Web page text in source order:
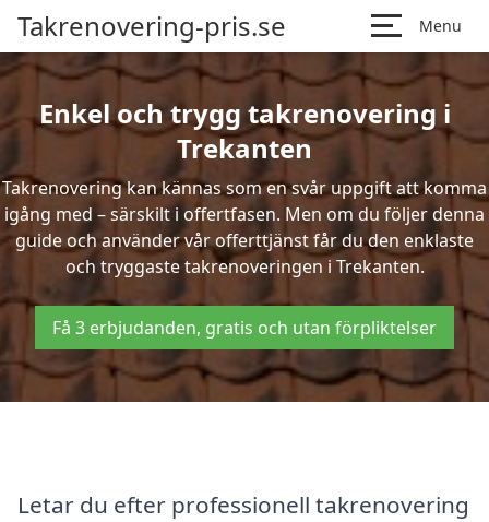
Takrenovering-pris.se Menu
Enkel och trygg takrenovering i
Trekanten
Takrenovering kan kännas som en svår uppgift att komma
igång med – särskilt i offertfasen. Men om du följer denna
guide och använder vår offerttjänst får du den enklaste
och tryggaste takrenoveringen i Trekanten.
Få 3 erbjudanden, gratis och utan förpliktelser
Letar du efter professionell takrenovering